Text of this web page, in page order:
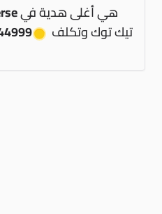
تيك توك وتكلف
44999 عملات تيك